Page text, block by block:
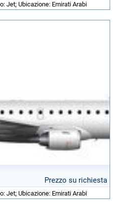
Jet; Ubicazione: Emirati Arabi
Prezzo su richiesta
Jet; Ubicazione: Emirati Arabi